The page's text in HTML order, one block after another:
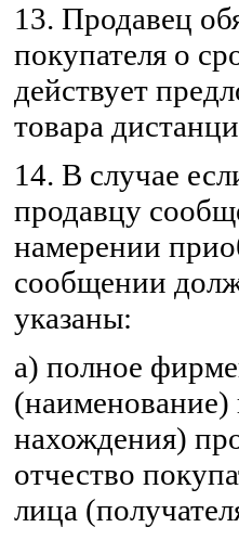
13. Продавец
покупателя о
действует
товара
14. В случае
продавцу
намерении
сообщении
указаны:
а) полное
(наименование)
нахождения)
отчество
лица